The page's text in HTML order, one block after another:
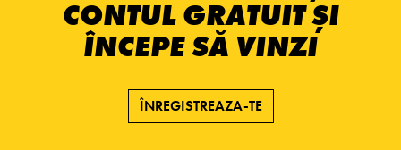
CONTUL GRATUIT ȘI
ÎNCEPE SĂ VINZI
ÎNREGISTREAZA-TE